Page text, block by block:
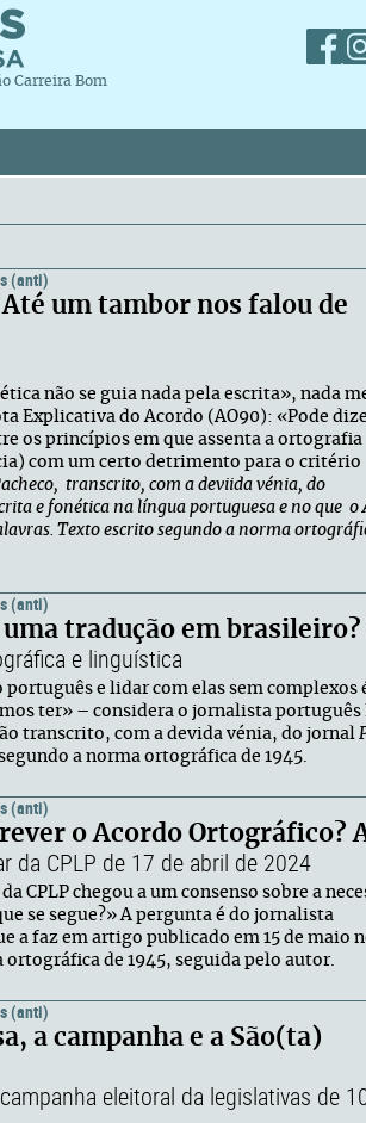
Carreira Bom
(anti)
um tambor nos falou de
não se guia nada pela escrita», nada
Explicativa do Acordo (AO90): «Pode
os princípios em que assenta a ortografia
com um certo detrimento para o critério
transcrito, com a deviida vénia, do
e fonética na língua portuguesa e no que o
Texto escrito segundo a norma
(anti)
uma tradução em
e linguística
português e lidar com elas sem complexos
ter» – considera o jornalista português
transcrito, com a devida vénia, do jornal
a norma ortográfica de 1945.
(anti)
o Acordo Ortográfico?
da CPLP de 17 de abril de 2024
CPLP chegou a um consenso sobre a
se segue?» A pergunta é do jornalista
a faz em artigo publicado em 15 de maio
ortográfica de 1945, seguida pelo autor.
(anti)
a campanha e a São(ta)
eleitoral da legislativas de